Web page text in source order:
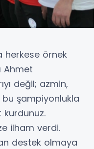
herkese örnek
Ahmet
değil; azmin,
bu şampiyonlukla
kurdunuz.
ilham verdi.
destek olmaya